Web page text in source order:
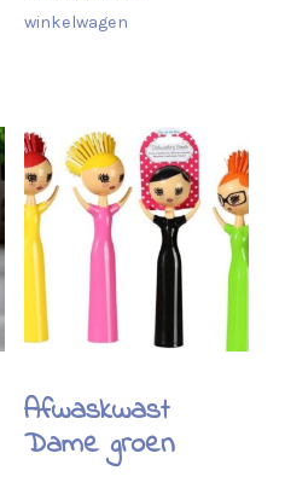
winkelwagen
Afwaskwast
Dame groen